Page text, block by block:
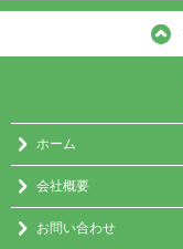
ホーム
会社概要
お問い合わせ